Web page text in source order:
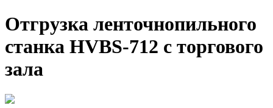
Отгрузка ленточнопильного
станка HVBS-712 с торгового
зала